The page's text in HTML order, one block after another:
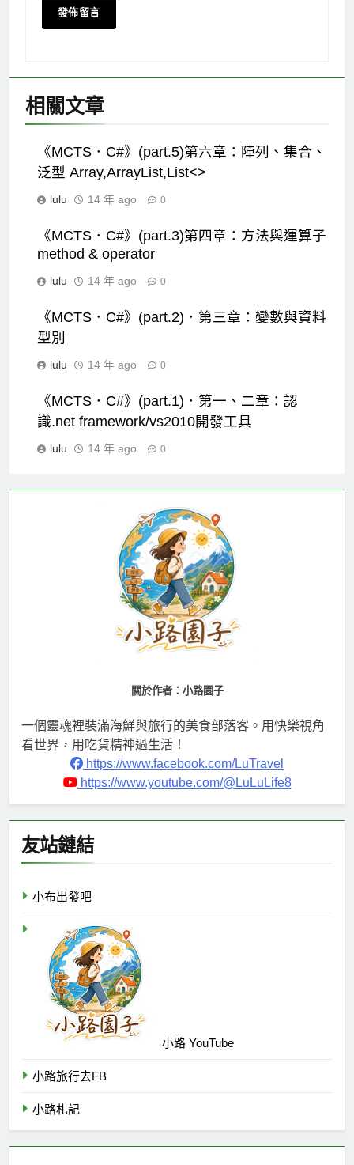
相關文章
《MCTS．C#》(part.5)第六章：陣列、集合、
泛型 Array,ArrayList,List<>
lulu 14 年 ago 0
《MCTS．C#》(part.3)第四章：方法與運算子
method & operator
lulu 14 年 ago 0
《MCTS．C#》(part.2)．第三章：變數與資料
型別
lulu 14 年 ago 0
《MCTS．C#》(part.1)．第一、二章：認
識.net framework/vs2010開發工具
lulu 14 年 ago 0
關於作者：小路園子
一個靈魂裡裝滿海鮮與旅行的美食部落客。用快樂視角
看世界，用吃貨精神過生活！
https://www.facebook.com/LuTravel
https://www.youtube.com/@LuLuLife8
友站鏈結
小布出發吧
小路 YouTube
小路旅行去FB
小路札記